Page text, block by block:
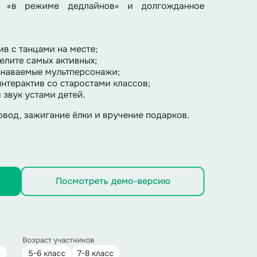
«в режиме дедлайнов» и долгожданное
с танцами на месте;
самых активных;
мультперсонажи;
со старостами классов;
устами детей.
зажигание ёлки и вручение подарков.
Посмотреть демо-версию
Возраст участников
5-6 класс 7-8 класс